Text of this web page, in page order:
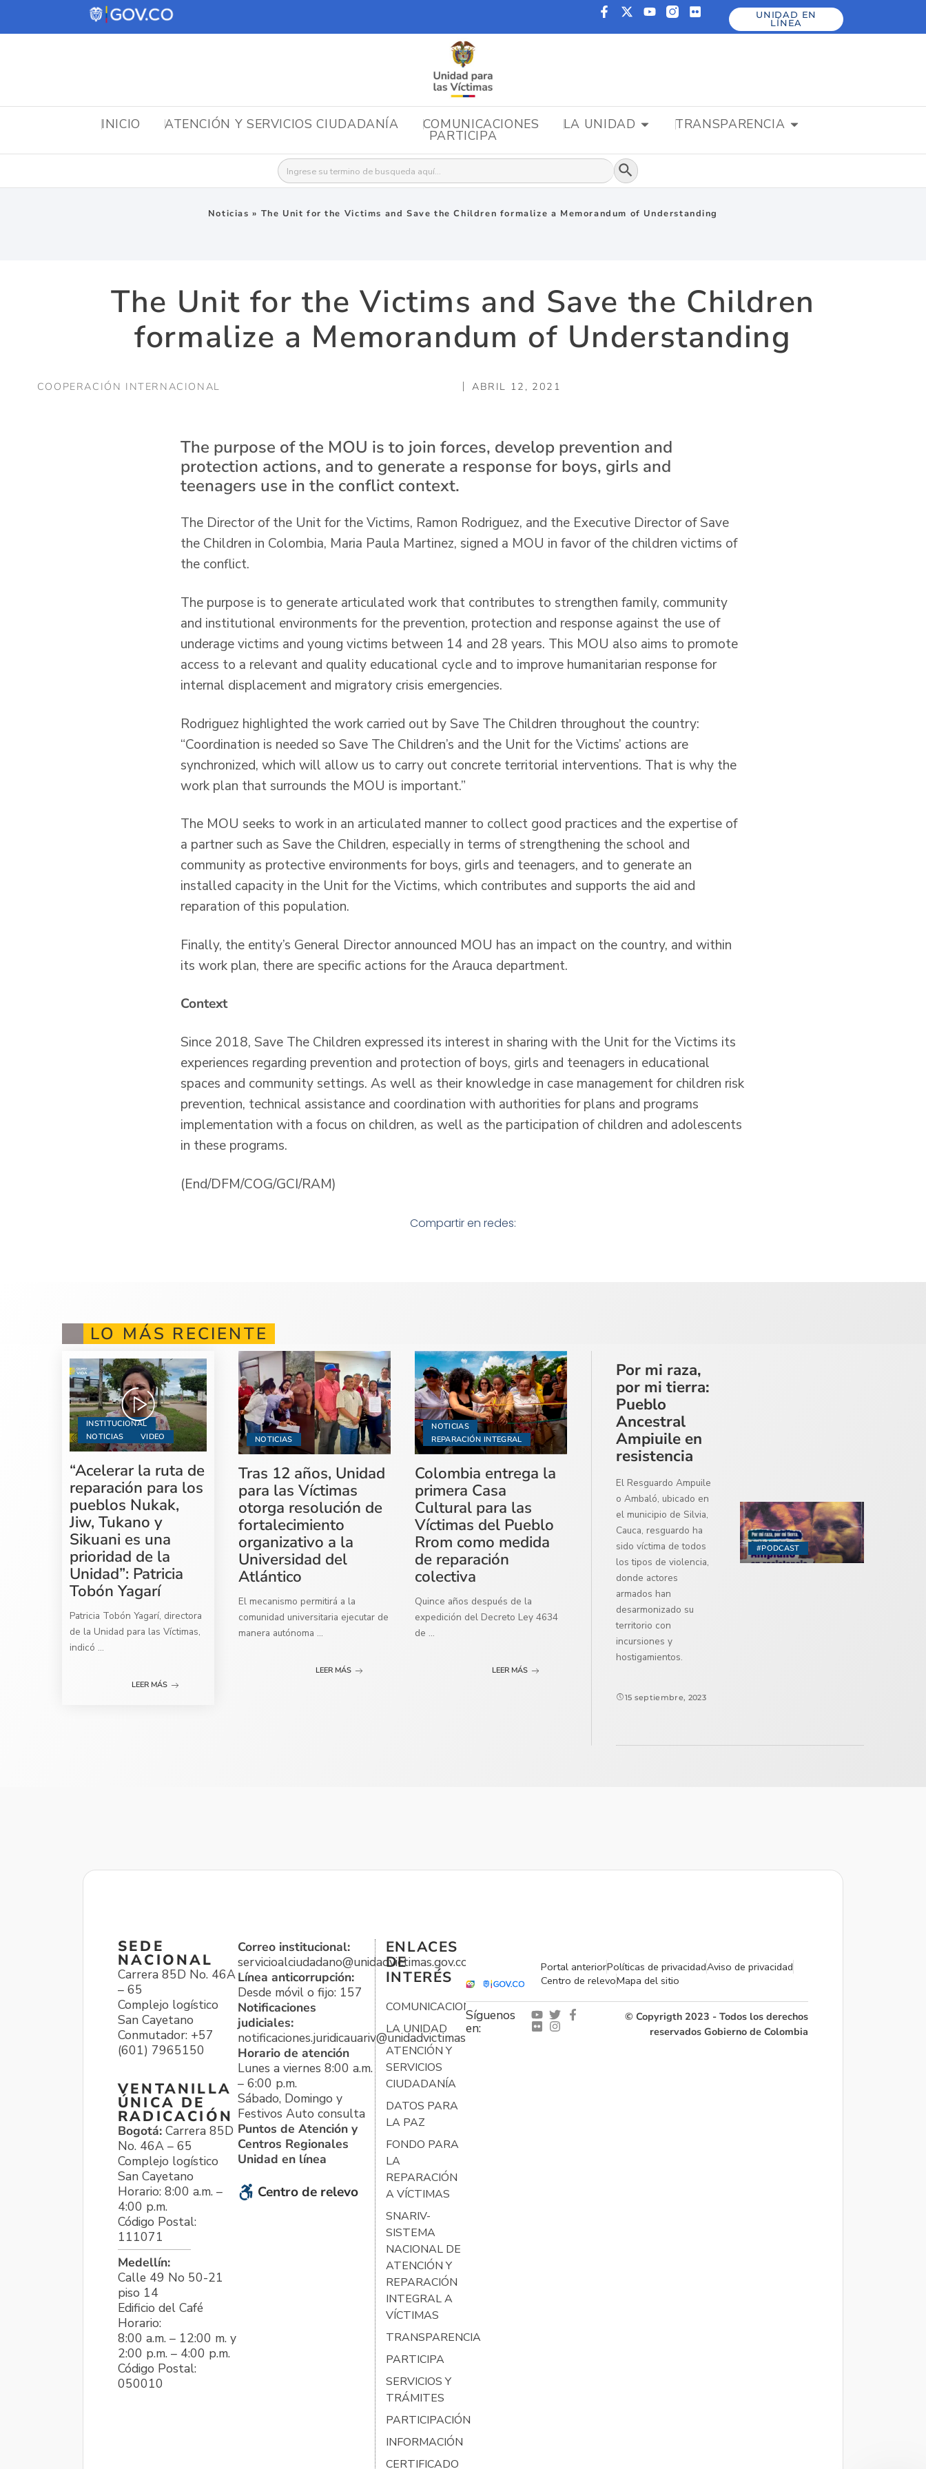
UNIDAD EN
LÍNEA
INICIO ATENCIÓN Y SERVICIOS CIUDADANÍA COMUNICACIONES LA UNIDAD TRANSPARENCIA
PARTICIPA
Buscar: Botón de búsqueda
Noticias » The Unit for the Victims and Save the Children formalize a Memorandum of Understanding
The Unit for the Victims and Save the Children
formalize a Memorandum of Understanding
COOPERACIÓN INTERNACIONAL ABRIL 12, 2021
The purpose of the MOU is to join forces, develop prevention and
protection actions, and to generate a response for boys, girls and
teenagers use in the conflict context.
The Director of the Unit for the Victims, Ramon Rodriguez, and the Executive Director of Save
the Children in Colombia, Maria Paula Martinez, signed a MOU in favor of the children victims of
the conflict.
The purpose is to generate articulated work that contributes to strengthen family, community
and institutional environments for the prevention, protection and response against the use of
underage victims and young victims between 14 and 28 years. This MOU also aims to promote
access to a relevant and quality educational cycle and to improve humanitarian response for
internal displacement and migratory crisis emergencies.
Rodriguez highlighted the work carried out by Save The Children throughout the country:
“Coordination is needed so Save The Children’s and the Unit for the Victims’ actions are
synchronized, which will allow us to carry out concrete territorial interventions. That is why the
work plan that surrounds the MOU is important.”
The MOU seeks to work in an articulated manner to collect good practices and the expertise of
a partner such as Save the Children, especially in terms of strengthening the school and
community as protective environments for boys, girls and teenagers, and to generate an
installed capacity in the Unit for the Victims, which contributes and supports the aid and
reparation of this population.
Finally, the entity’s General Director announced MOU has an impact on the country, and within
its work plan, there are specific actions for the Arauca department.
Context
Since 2018, Save The Children expressed its interest in sharing with the Unit for the Victims its
experiences regarding prevention and protection of boys, girls and teenagers in educational
spaces and community settings. As well as their knowledge in case management for children risk
prevention, technical assistance and coordination with authorities for plans and programs
implementation with a focus on children, as well as the participation of children and adolescents
in these programs.
(End/DFM/COG/GCI/RAM)
Compartir en redes:
LO MÁS RECIENTE
INSTITUCIONAL
NOTICIAS
VIDEO
“Acelerar la ruta de
reparación para los
pueblos Nukak,
Jiw, Tukano y
Sikuani es una
prioridad de la
Unidad”: Patricia
Tobón Yagarí
Patricia Tobón Yagarí, directora
de la Unidad para las Víctimas,
indicó ...
LEER MÁS
NOTICIAS
Tras 12 años, Unidad
para las Víctimas
otorga resolución de
fortalecimiento
organizativo a la
Universidad del
Atlántico
El mecanismo permitirá a la
comunidad universitaria ejecutar de
manera autónoma ...
LEER MÁS
NOTICIAS
REPARACIÓN INTEGRAL
Colombia entrega la
primera Casa
Cultural para las
Víctimas del Pueblo
Rrom como medida
de reparación
colectiva
Quince años después de la
expedición del Decreto Ley 4634
de ...
LEER MÁS
#PODCAST
Por mi raza,
por mi tierra:
Pueblo
Ancestral
Ampiuile en
resistencia
El Resguardo Ampuile
o Ambaló, ubicado en
el municipio de Silvia,
Cauca, resguardo ha
sido víctima de todos
los tipos de violencia,
donde actores
armados han
desarmonizado su
territorio con
incursiones y
hostigamientos.
15 septiembre, 2023
SEDE
NACIONAL
Carrera 85D No. 46A
– 65
Complejo logístico
San Cayetano
Conmutador: +57
(601) 7965150
VENTANILLA
ÚNICA DE
RADICACIÓN
Bogotá: Carrera 85D
No. 46A – 65
Complejo logístico
San Cayetano
Horario: 8:00 a.m. –
4:00 p.m.
Código Postal:
111071
Medellín:
Calle 49 No 50-21
piso 14
Edificio del Café
Horario:
8:00 a.m. – 12:00 m. y
2:00 p.m. – 4:00 p.m.
Código Postal:
050010
Correo institucional:
servicioalciudadano@unidadvictimas.gov.co
Línea anticorrupción:
Desde móvil o fijo: 157
Notificaciones
judiciales:
notificaciones.juridicauariv@unidadvictimas.gov.co
Horario de atención
Lunes a viernes 8:00 a.m.
– 6:00 p.m.
Sábado, Domingo y
Festivos Auto consulta
Puntos de Atención y
Centros Regionales
Unidad en línea
Centro de relevo
ENLACES
DE
INTERÉS
COMUNICACIONES
LA UNIDAD
ATENCIÓN Y
SERVICIOS
CIUDADANÍA
DATOS PARA
LA PAZ
FONDO PARA
LA
REPARACIÓN
A VÍCTIMAS
SNARIV-
SISTEMA
NACIONAL DE
ATENCIÓN Y
REPARACIÓN
INTEGRAL A
VÍCTIMAS
TRANSPARENCIA
PARTICIPA
SERVICIOS Y
TRÁMITES
PARTICIPACIÓN
INFORMACIÓN
CERTIFICADO
Portal anteriorPolíticas de privacidadAviso de privacidad
Centro de relevoMapa del sitio
Síguenos
en:
© Copyrigth 2023 - Todos los derechos
reservados Gobierno de Colombia